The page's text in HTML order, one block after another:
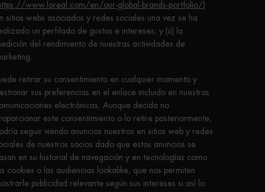
www.loreal.com/en/our-global-brands-portfolio/)
sitios webs asociados y redes sociales una vez se ha
un perfilado de gustos e intereses; y (ii) la
del rendimiento de nuestras actividades de
retirar su consentimiento en cualquier momento y
sus preferencias en el enlace incluido en nuestras
electrónicas. Aunque decida no
este consentimiento o lo retire posteriormente,
seguir viendo anuncios nuestros en sitios web y redes
de nuestros socios dado que estos anuncios se
en su historial de navegación y en tecnologías como
cookies o las audiencias lookalike, que nos permiten
publicidad relevante según sus intereses si así lo